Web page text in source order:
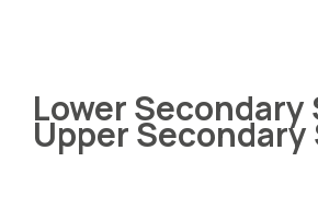
Lower Secondary
Upper Secondary